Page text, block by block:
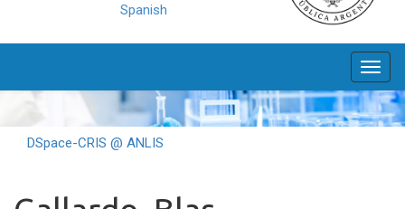
Spanish
DSpace-CRIS @ ANLIS